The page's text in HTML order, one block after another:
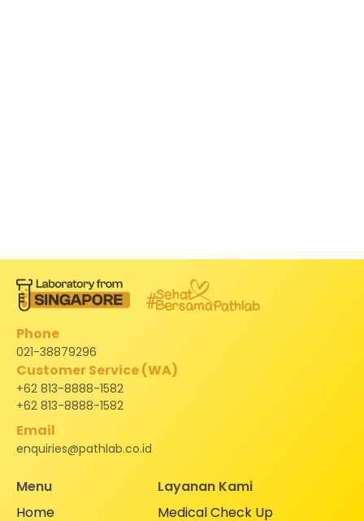
Phone
021-38879296
Customer Service (WA)
+62 813-8888-1582
+62 813-8888-1582
Email
enquiries@pathlab.co.id
Menu
Home
Layanan Kami
Medical Check Up